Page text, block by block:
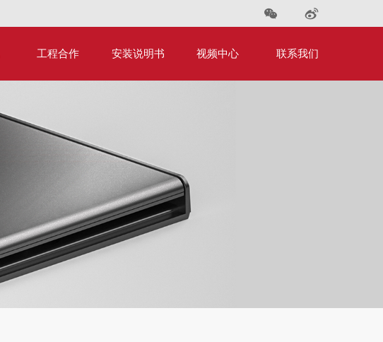
工程合作 安装说明书 视频中心 联系我们